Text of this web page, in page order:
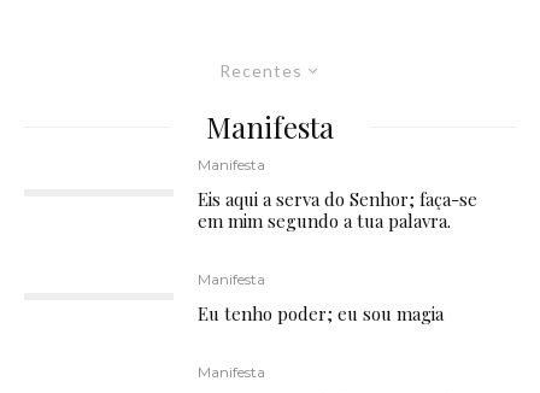
Recentes
Manifesta
Manifesta
Eis aqui a serva do Senhor; faça-se
em mim segundo a tua palavra.
Manifesta
Eu tenho poder; eu sou magia
Manifesta